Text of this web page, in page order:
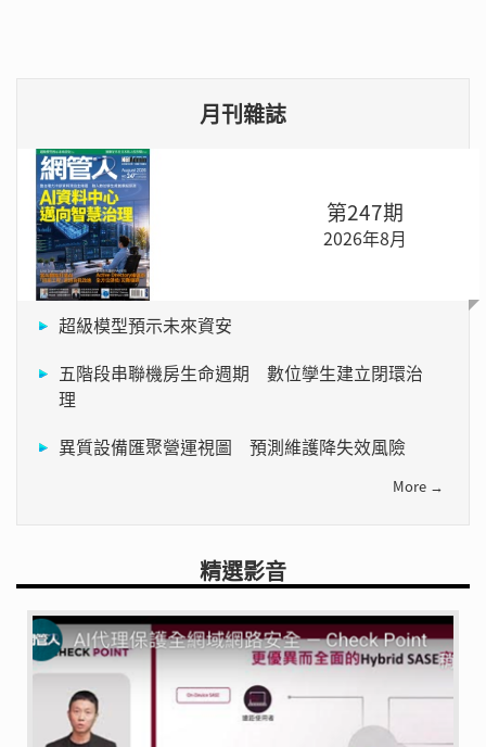
月刊雜誌
第247期
2026年8月
超級模型預示未來資安
五階段串聯機房生命週期 數位孿生建立閉環治
理
異質設備匯聚營運視圖 預測維護降失效風險
More →
精選影音